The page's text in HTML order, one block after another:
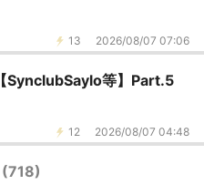
13 2026/08/07 07:06
SynclubSaylo等】Part.5
12 2026/08/07 04:48
(718)